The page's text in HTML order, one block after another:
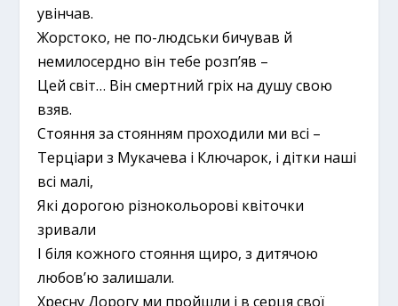
увінчав.
Жорстоко, не по-людськи бичував й
немилосердно він тебе розп’яв –
Цей світ… Він смертний гріх на душу свою
взяв.
Стояння за стоянням проходили ми всі –
Терціари з Мукачева і Ключарок, і дітки наші
всі малі,
Які дорогою різнокольорові квіточки
зривали
І біля кожного стояння щиро, з дитячою
любов’ю залишали.
Хресну Дорогу ми пройшли і в серця свої